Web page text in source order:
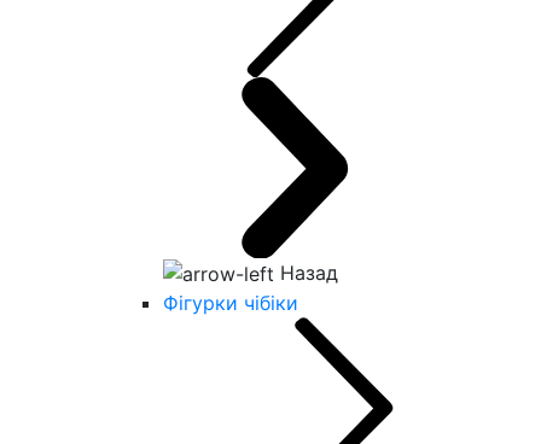
Назад
Фігурки чібіки